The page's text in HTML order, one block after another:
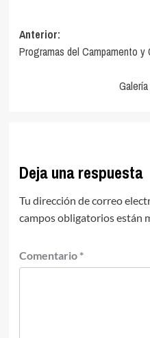
Navegación
de
Anterior:
Programas del Campamento y
Deja una respuesta
Tu dirección de correo
campos obligatorios están
Comentario *